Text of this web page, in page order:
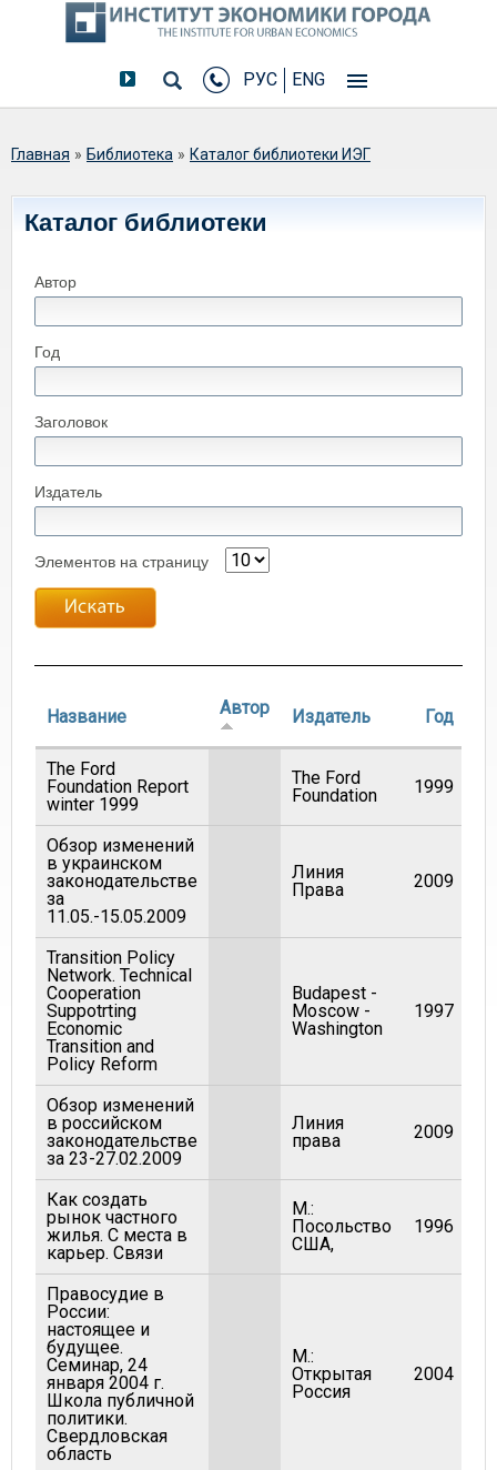
РУС ENG
Вы здесь
Главная » Библиотека » Каталог библиотеки ИЭГ
Каталог библиотеки
Автор
Год
Заголовок
Издатель
Элементов на страницу
Название Автор Издатель Год
The Ford
Foundation Report
winter 1999
The Ford
Foundation
1999
Обзор изменений
в украинском
законодательстве
за
11.05.-15.05.2009
Линия
Права
2009
Transition Policy
Network. Technical
Cooperation
Suppotrting
Economic
Transition and
Policy Reform
Budapest -
Moscow -
Washington
1997
Обзор изменений
в российском
законодательстве
за 23-27.02.2009
Линия
права
2009
Как создать
рынок частного
жилья. С места в
карьер. Связи
М.:
Посольство
США,
1996
Правосудие в
России:
настоящее и
будущее.
Семинар, 24
января 2004 г.
Школа публичной
политики.
Свердловская
область
М.:
Открытая
Россия
2004